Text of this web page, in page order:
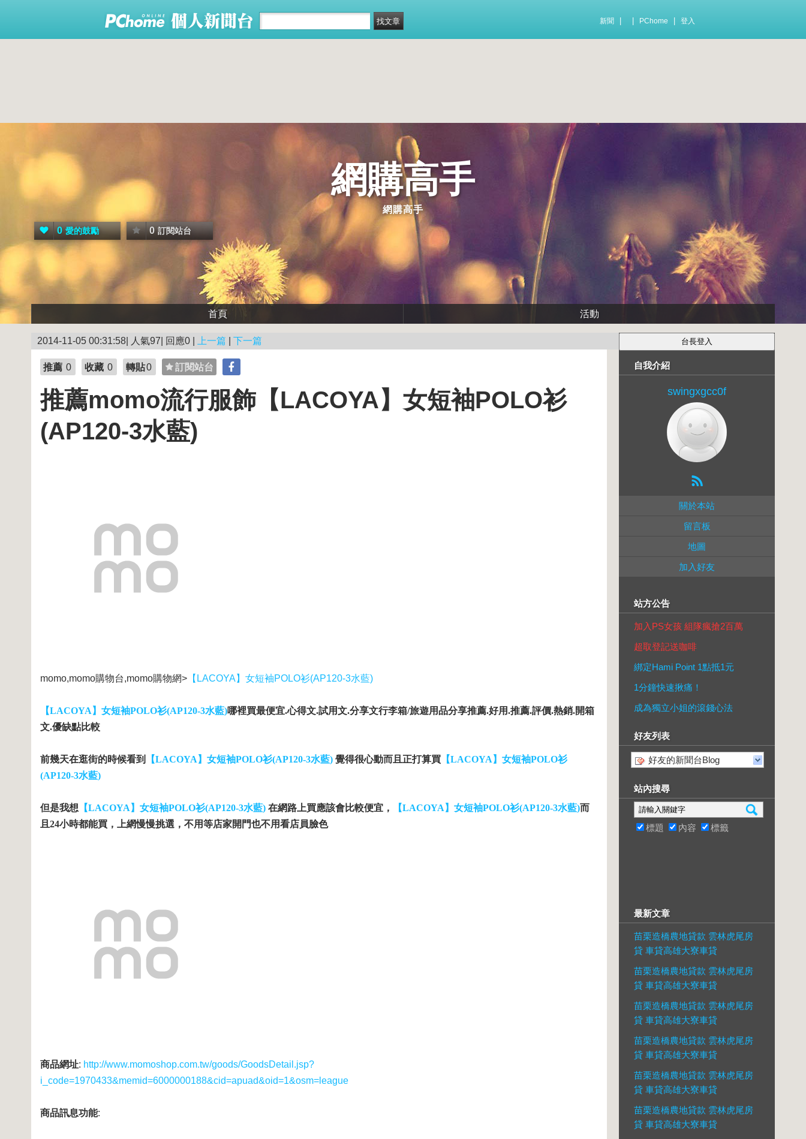
新聞 PChome 登入
網購高手
網購高手
0 愛的鼓勵 0 訂閱站台
首頁 活動
2014-11-05 00:31:58| 人氣97| 回應0 | 上一篇 下一篇
推薦 0 收藏 0 轉貼0 訂閱站台
推薦momo流行服飾【LACOYA】女短袖POLO衫
(AP120-3水藍)
momo,momo購物台,momo購物網> 【LACOYA】女短袖POLO衫(AP120-3水藍)
【LACOYA】女短袖POLO衫(AP120-3水藍)哪裡買最便宜.心得文.試用文.分享文行李箱/旅遊用品分享推薦.好用.推薦.評價.熱銷.開箱
文.優缺點比較
前幾天在逛街的時候看到 【LACOYA】女短袖POLO衫(AP120-3水藍) 覺得很心動而且正打算買 【LACOYA】女短袖POLO衫
(AP120-3水藍)
但是我想 【LACOYA】女短袖POLO衫(AP120-3水藍) 在網路上買應該會比較便宜， 【LACOYA】女短袖POLO衫(AP120-3水藍)而
且24小時都能買，上網慢慢挑選，不用等店家開門也不用看店員臉色
商品網址: http://www.momoshop.com.tw/goods/GoodsDetail.jsp?
i_code=1970433&memid=6000000188&cid=apuad&oid=1&osm=league
商品訊息功能:
自我介紹
swingxgcc0f
關於本站
留言板
地圖
加入好友
站方公告
加入PS女孩 組隊瘋搶2百萬
超取登記送咖啡
綁定Hami Point 1點抵1元
1分鐘快速揪痛！
成為獨立小姐的滾錢心法
好友列表
好友的新聞台Blog
站內搜尋
標題 內容 標籤
最新文章
苗栗造橋農地貸款 雲林虎尾房
貸 車貸高雄大寮車貸
苗栗造橋農地貸款 雲林虎尾房
貸 車貸高雄大寮車貸
苗栗造橋農地貸款 雲林虎尾房
貸 車貸高雄大寮車貸
苗栗造橋農地貸款 雲林虎尾房
貸 車貸高雄大寮車貸
苗栗造橋農地貸款 雲林虎尾房
貸 車貸高雄大寮車貸
苗栗造橋農地貸款 雲林虎尾房
貸 車貸高雄大寮車貸